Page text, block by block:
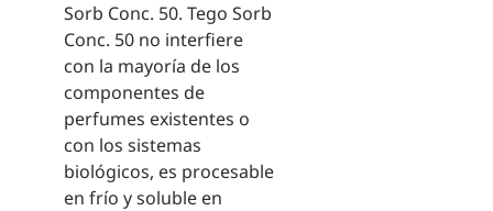
Sorb Conc. 50. Tego Sorb
Conc. 50 no interfiere
con la mayoría de los
componentes de
perfumes existentes o
con los sistemas
biológicos, es procesable
en frío y soluble en